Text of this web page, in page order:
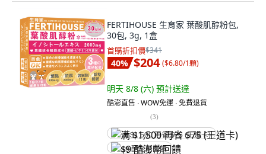
FERTIHOUSE 生育家 葉酸肌醇粉包,
30包, 3g, 1盒
首購折扣價$341
40% $204 ($6.80/1顆)
明天 8/8 (六) 預計送達
酷澎直售 ∙ WOW免運 ∙ 免費退貨
(3)
满 $1,500 再省 $75 (王道卡)
$9 酷澎幣回饋